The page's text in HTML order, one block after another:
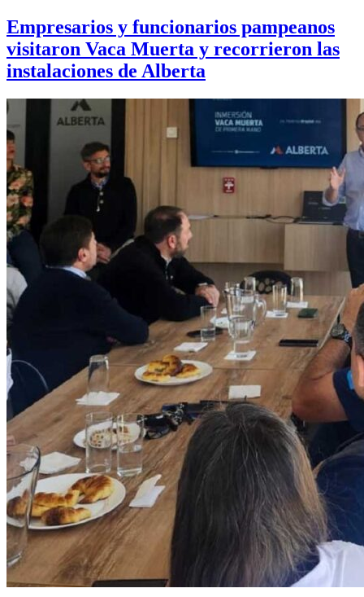
Empresarios y funcionarios pampeanos
visitaron Vaca Muerta y recorrieron las
instalaciones de Alberta